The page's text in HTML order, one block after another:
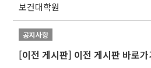
보건대학원
공지사항
[이전 게시판] 이전 게시판 바로가